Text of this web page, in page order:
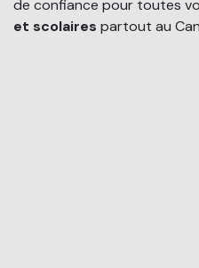
de confiance pour toutes
et scolaires partout au